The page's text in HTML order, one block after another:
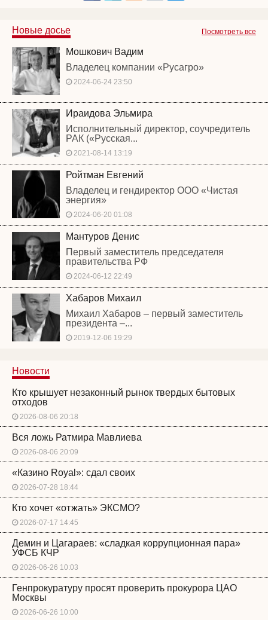
Посмотреть все
Новые досье
Мошкович Вадим
Владелец компании «Русагро»
2024-06-24 23:50
Ираидова Эльмира
Исполнительный директор, соучредитель
РАК («Русская...
2021-08-14 13:19
Ройтман Евгений
Владелец и гендиректор ООО «Чистая
энергия»
2024-06-20 01:08
Мантуров Денис
Первый заместитель председателя
правительства РФ
2024-06-12 22:49
Хабаров Михаил
Михаил Хабаров – первый заместитель
президента –...
2019-12-06 19:29
Новости
Кто крышует незаконный рынок твердых бытовых
отходов
2026-08-06 20:18
Вся ложь Ратмира Мавлиева
2026-08-06 20:09
«Казино Royal»: сдал своих
2026-07-28 18:44
Кто хочет «отжать» ЭКСМО?
2026-07-17 14:45
Демин и Цагараев: «сладкая коррупционная пара»
УФСБ КЧР
2026-06-26 10:03
Генпрокуратуру просят проверить прокурора ЦАО
Москвы
2026-06-26 10:00